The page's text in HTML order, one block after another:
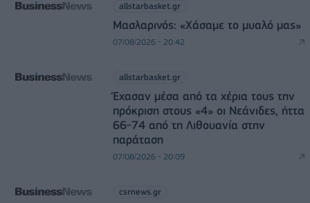
allstarbasket.gr
Μασλαρινός: «Χάσαμε το μυαλό μας»
07/08/2026 - 20:42
allstarbasket.gr
Έχασαν μέσα από τα χέρια τους την
πρόκριση στους «4» οι Νεάνιδες, ήττα
66-74 από τη Λιθουανία στην
παράταση
07/08/2026 - 20:09
csrnews.gr